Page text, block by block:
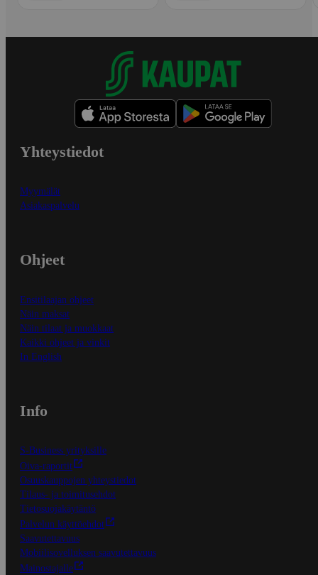
Yhteystiedot
Myymälät
Asiakaspalvelu
Ohjeet
Ensitilaajan ohjeet
Näin maksat
Näin tilaat ja muokkaat
Kaikki ohjeet ja vinkit
In English
Info
S-Business yrityksille
Oiva-raportit
Osuuskauppojen yhteystiedot
Tilaus- ja toimitusehdot
Tietosuojakäytäntö
Palvelun käyttöehdot
Saavutettavuus
Mobiilisovelluksen saavutettavuus
Mainostajalle